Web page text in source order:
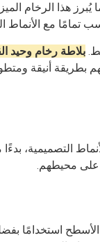
هذا الرخام
مع الأنماط
بلاطة رخام وحيد
بطريقة أنيقة
التصميمية،
على محيطهم.
استخدامًا بفضل